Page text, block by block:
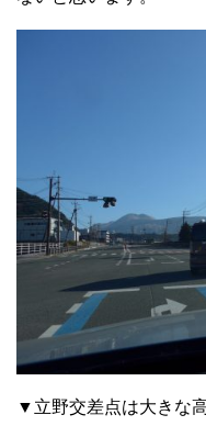
▼立野交差点は大きな